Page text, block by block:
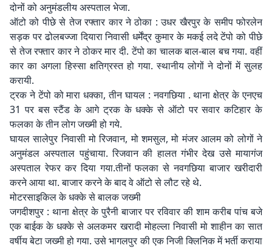
दोनों को अनुमंडलीय अस्पताल भेजा.
ऑटो को पीछे से तेज रफ्तार कार ने ठोका : उधर खैरपुर के समीप फोरलेन
सड़क पर ढोलबज्जा दियारा निवासी धर्मेंद्र कुमार के मकई लदे टेंपो को पीछे
से तेज रफ्तार कार ने ठोकर मार दी. टेंपो का चालक बाल-बाल बच गया. वहीं
कार का अगला हिस्सा क्षतिग्रस्त हो गया. स्थानीय लोगों ने दोनों में सुलह
करायी.
ट्रक ने टेंपो को मारा धक्का, तीन घायल : नवगछिया . थाना क्षेत्र के एनएच
31 पर बस स्टैंड के आगे ट्रक के धक्के से ऑटो पर सवार कटिहार के
फलका के तीन लोग जख्मी हो गये.
घायल सालेपुर निवासी मो रिजवान, मो शमसुल, मो मंजर आलम को लोगों ने
अनुमंडल अस्पताल पहुंचाया. रिजवान की हालत गंभीर देख उसे मायागंज
अस्पताल रेफर कर दिया गया.तीनों फलका से नवगछिया बाजार खरीदारी
करने आया था. बाजार करने के बाद वे ऑटो से लौट रहे थे.
मोटरसाइकिल के धक्के से बालक जख्मी
जगदीशपुर : थाना क्षेत्र के पुरैनी बाजार पर रविवार की शाम करीब पांच बजे
एक बाईक के धक्के से अलकमर खरादी मोहल्ला निवासी मो शाहीन का सात
वर्षीय बेटा जख्मी हो गया. उसे भागलपुर की एक निजी क्लिनिक में भर्ती कराया